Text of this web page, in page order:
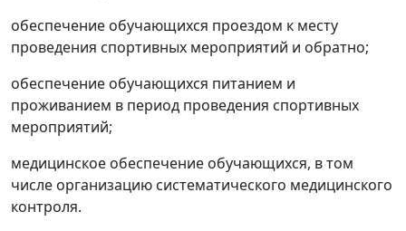
обеспечение обучающихся проездом к месту
проведения спортивных мероприятий и обратно;
обеспечение обучающихся питанием и
проживанием в период проведения спортивных
мероприятий;
медицинское обеспечение обучающихся, в том
числе организацию систематического медицинского
контроля.